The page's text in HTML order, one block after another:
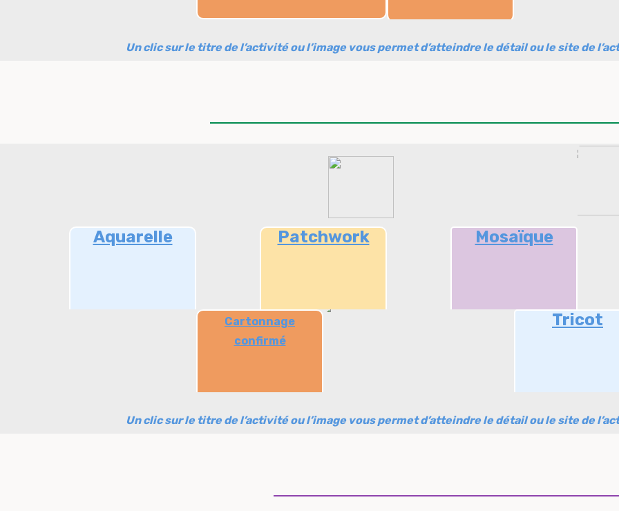
Un clic sur le titre de l’activité ou l’image vous permet d’atteindre le détail ou le site de
Aquarelle Patchwork Mosaïque
Cartonnage
confirmé
Tricot
Un clic sur le titre de l’activité ou l’image vous permet d’atteindre le détail ou le site de